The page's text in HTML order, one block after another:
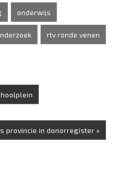
onderwijs
rtv ronde venen
provincie in donorregister »